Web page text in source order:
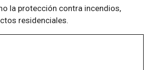
la protección contra incendios,
residenciales.